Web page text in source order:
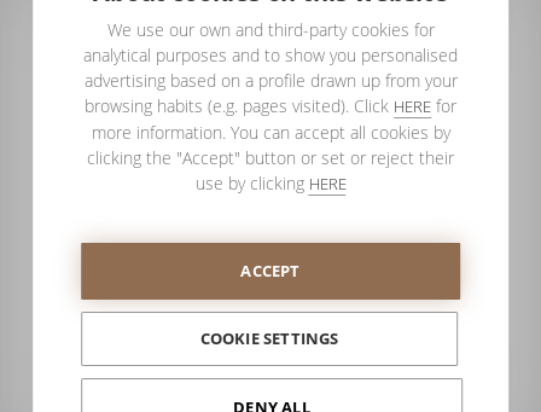
Serie Nordic
Nuevos Acabados y Opciones
La ampliación de laSerie Nordicincluye nuevas referencias
y acabados en perfilería y vidrios laminados. Los nuevos
colores disponibles, como Champagne, Cobre, Bronce, Azul
y Antracita, aportan un toque moderno y sofisticado.
We use our own and third-party cookies for
analytical purposes and to show you personalised
advertising based on a profile drawn up from your
browsing habits (e.g. pages visited). Click HERE for
more information. You can accept all cookies by
clicking the "Accept" button or set or reject their
use by clicking HERE
ACCEPT
COOKIE SETTINGS
DENY ALL